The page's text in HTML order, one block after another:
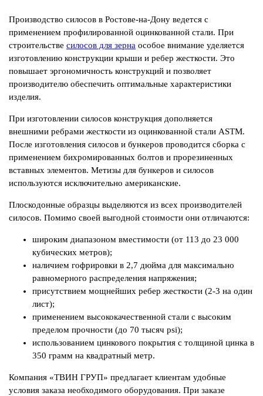
Производство силосов в Ростове-на-Дону ведется с
применением профилированной оцинкованной стали. При
строительстве силосов для зерна особое внимание уделяется
изготовлению конструкции крыши и ребер жесткости. Это
повышает эргономичность конструкций и позволяет
производителю обеспечить оптимальные характеристики
изделия.
При изготовлении силосов конструкция дополняется
внешними ребрами жесткости из оцинкованной стали ASTM.
После изготовления силосов и бункеров проводится сборка с
применением бихромированных болтов и прорезиненных
вставных элементов. Метизы для бункеров и силосов
используются исключительно американские.
Плоскодонные образцы выделяются из всех производителей
силосов. Помимо своей выгодной стоимости они отличаются:
широким диапазоном вместимости (от 113 до 23 000
кубических метров);
наличием гофрировки в 2,7 дюйма для максимально
равномерного распределения напряжения;
присутствием мощнейших ребер жесткости (2-3 на один
лист);
применением высококачественной стали с высоким
пределом прочности (до 70 тысяч psi);
использованием цинкового покрытия с толщиной цинка в
350 грамм на квадратный метр.
Компания «ТВИН ГРУП» предлагает клиентам удобные
условия заказа необходимого оборудования. При заказе